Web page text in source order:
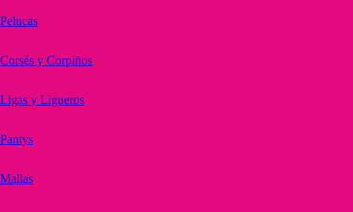
Pelucas
Corsés y Corpiños
Ligas y Ligueros
Pantys
Mallas